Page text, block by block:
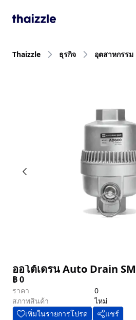
Thaizzle ธุรกิจ อุตสาหกรรม
ออโต้เดรน Auto Drain
฿0
ราคา
0
สภาพสินค้า
ไหม่
เพิ่มในรายการโปรด
แชร์